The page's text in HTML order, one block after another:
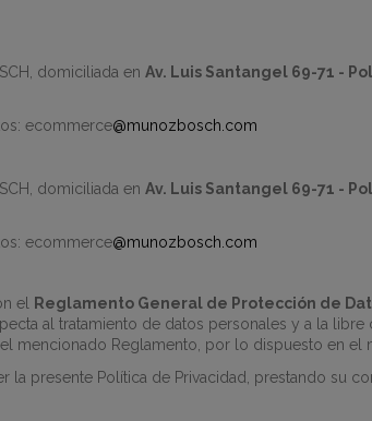
, domiciliada en Av. Luis Santangel 69-71 -
ecommerce@munozbosch.com
domiciliada en Av. Luis Santangel 69-71 -
ecommerce@munozbosch.com
el Reglamento General de Protección de
al tratamiento de datos personales y a la
Reglamento, por lo dispuesto en el
la presente Política de Privacidad, prestando su